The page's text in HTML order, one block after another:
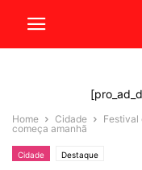
Home Cidade
Festival
começa amanhã
Cidade Destaque